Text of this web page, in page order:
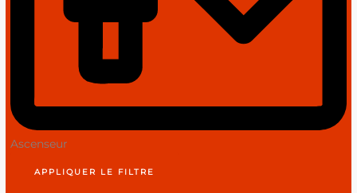
Ascenseur
APPLIQUER LE FILTRE